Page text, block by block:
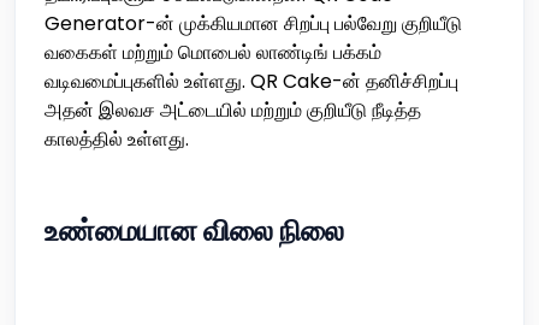
Generator-ன் முக்கியமான சிறப்பு பல்வேறு குறியீடு
வகைகள் மற்றும் மொபைல் லாண்டிங் பக்கம்
வடிவமைப்புகளில் உள்ளது. QR Cake-ன் தனிச்சிறப்பு
அதன் இலவச அட்டையில் மற்றும் குறியீடு நீடித்த
காலத்தில் உள்ளது.
உண்மையான விலை நிலை